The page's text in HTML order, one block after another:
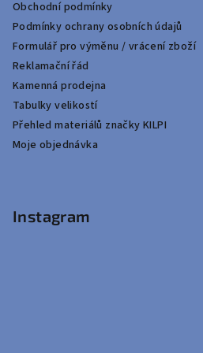
Obchodní podmínky
Podmínky ochrany osobních údajů
Formulář pro výměnu / vrácení zboží
Reklamační řád
Kamenná prodejna
Tabulky velikostí
Přehled materiálů značky KILPI
Moje objednávka
Instagram